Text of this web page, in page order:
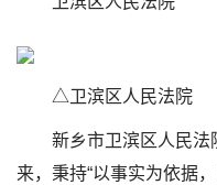
△卫滨区人民法院
新乡市卫滨区人民法
来，秉持“以事实为依据